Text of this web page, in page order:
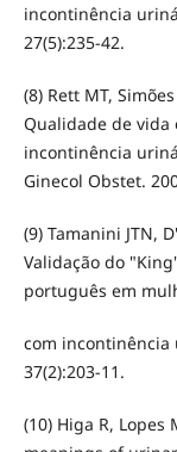
incontinência
27(5):235-42.
(8) Rett MT,
Qualidade de
incontinência
Ginecol Obstet.
(9) Tamanini JTN,
Validação do
português em
com incontinência
37(2):203-11.
(10) Higa R, Lopes